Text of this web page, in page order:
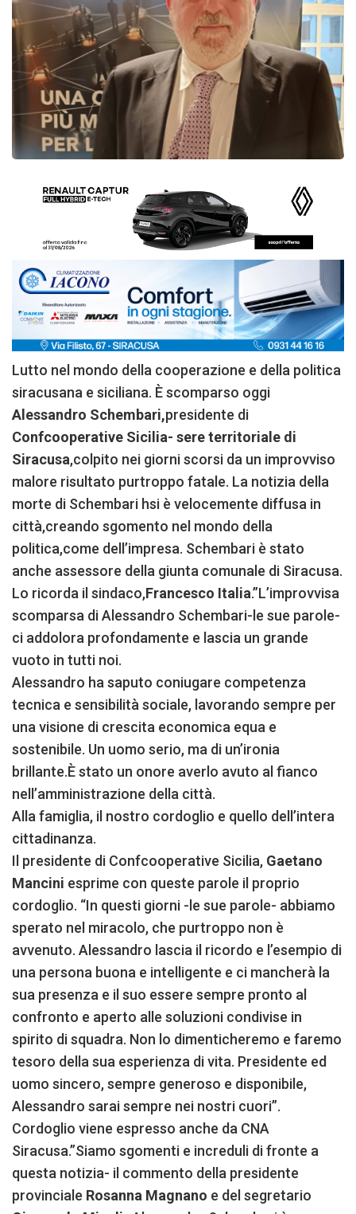
Lutto nel mondo della cooperazione e della politica
siracusana e siciliana. È scomparso oggi
Alessandro Schembari,presidente di
Confcooperative Sicilia- sere territoriale di
Siracusa,colpito nei giorni scorsi da un improvviso
malore risultato purtroppo fatale. La notizia della
morte di Schembari hsi è velocemente diffusa in
città,creando sgomento nel mondo della
politica,come dell’impresa. Schembari è stato
anche assessore della giunta comunale di Siracusa.
Lo ricorda il sindaco,Francesco Italia.”L’improvvisa
scomparsa di Alessandro Schembari-le sue parole-
ci addolora profondamente e lascia un grande
vuoto in tutti noi.
Alessandro ha saputo coniugare competenza
tecnica e sensibilità sociale, lavorando sempre per
una visione di crescita economica equa e
sostenibile. Un uomo serio, ma di un’ironia
brillante.È stato un onore averlo avuto al fianco
nell’amministrazione della città.
Alla famiglia, il nostro cordoglio e quello dell’intera
cittadinanza.
Il presidente di Confcooperative Sicilia, Gaetano
Mancini esprime con queste parole il proprio
cordoglio. “In questi giorni -le sue parole- abbiamo
sperato nel miracolo, che purtroppo non è
avvenuto. Alessandro lascia il ricordo e l’esempio di
una persona buona e intelligente e ci mancherà la
sua presenza e il suo essere sempre pronto al
confronto e aperto alle soluzioni condivise in
spirito di squadra. Non lo dimenticheremo e faremo
tesoro della sua esperienza di vita. Presidente ed
uomo sincero, sempre generoso e disponibile,
Alessandro sarai sempre nei nostri cuori”.
Cordoglio viene espresso anche da CNA
Siracusa.”Siamo sgomenti e increduli di fronte a
questa notizia- il commento della presidente
provinciale Rosanna Magnano e del segretario